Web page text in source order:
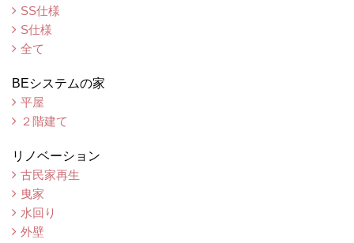
SS仕様
S仕様
全て
BEシステムの家
平屋
２階建て
リノベーション
古民家再生
曳家
水回り
外壁